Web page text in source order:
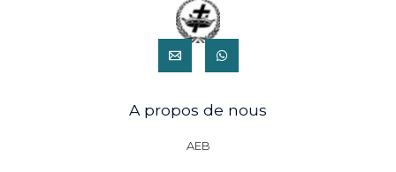
A propos de nous
AEB